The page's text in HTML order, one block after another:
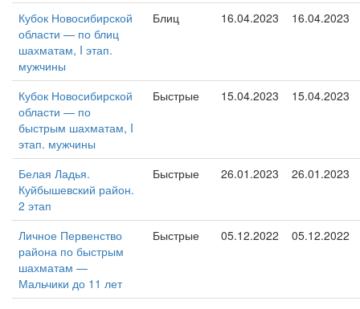
Кубок Новосибирской
области — по блиц
шахматам, I этап.
мужчины
Блиц 16.04.2023 16.04.2023
Кубок Новосибирской
области — по
быстрым шахматам, I
этап. мужчины
Быстрые 15.04.2023 15.04.2023
Белая Ладья.
Куйбышевский район.
2 этап
Быстрые 26.01.2023 26.01.2023
Личное Первенство
района по быстрым
шахматам —
Мальчики до 11 лет
Быстрые 05.12.2022 05.12.2022